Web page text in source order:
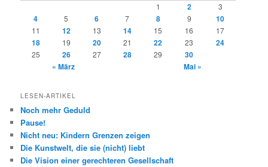
1 2 3
4 5 6 7 8 9 10
11 12 13 14 15 16 17
18 19 20 21 22 23 24
25 26 27 28 29
30
« März
Mai »
LESEN-ARTIKEL
Noch mehr Geduld
Pause!
Nicht neu: Kindern Grenzen zeigen
Die Kunstwelt, die sie (nicht) liebt
Die Vision einer gerechteren Gesellschaft